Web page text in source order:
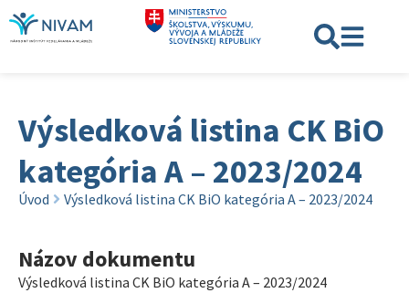
Výsledková listina CK BiO
kategória A – 2023/2024
Úvod Výsledková listina CK BiO kategória A – 2023/2024
Názov dokumentu
Výsledková listina CK BiO kategória A – 2023/2024